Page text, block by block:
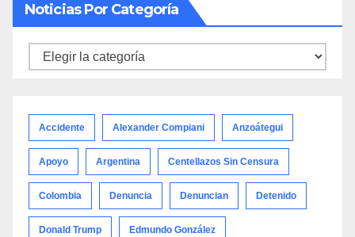
Noticias Por Categoría
Noticias
Accidente Alexander Compiani Anzoátegui
Apoyo Argentina Centellazos Sin Censura
Colombia Denuncia Denuncian Detenido
Donald Trump Edmundo González